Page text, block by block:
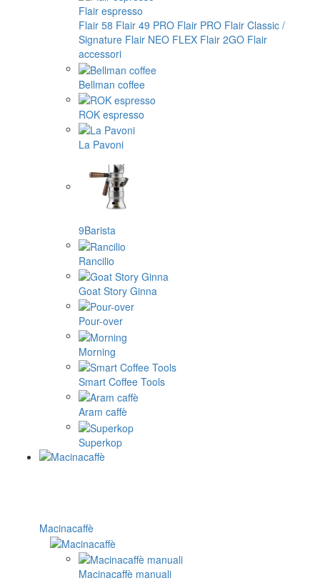
Flair espresso
Flair 58 Flair 49 PRO Flair PRO Flair Classic /
Signature Flair NEO FLEX Flair 2GO Flair
accessori
Bellman coffee
ROK espresso
La Pavoni
9Barista
Rancilio
Goat Story Ginna
Pour-over
Morning
Smart Coffee Tools
Aram caffè
Superkop
Macinacaffè
Macinacaffè manuali